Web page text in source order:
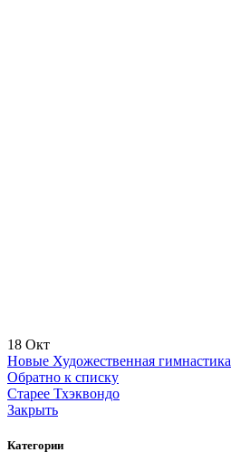
18 Окт
Новые Художественная гимнастика
Обратно к списку
Старее Тхэквондо
Закрыть
Категории